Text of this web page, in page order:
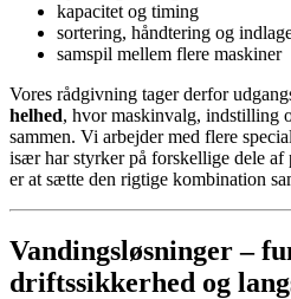
kapacitet og timing
sortering, håndtering og
samspil mellem flere maskiner
Vores rådgivning tager derfor
helhed, hvor maskinvalg, indstilling
sammen. Vi arbejder med flere
især har styrker på forskellige dele af
er at sætte den rigtige kombination
Vandingsløsninger –
driftssikkerhed og